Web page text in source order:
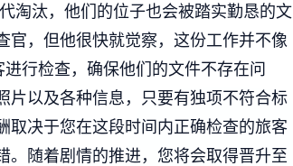
淘汰，他们的位子也会被踏实勤恳的文
官，但他很快就觉察，这份工作并不像
行检查，确保他们的文件不存在问
片以及各种信息，只要有独项不符合标
取决于您在这段时间内正确检查的旅客
。随着剧情的推进，您将会取得晋升至